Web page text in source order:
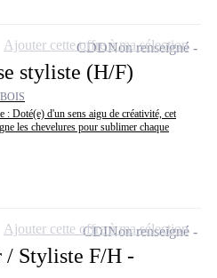
styliste (H/F)
: Doté(e) d'un sens aigu de créativité, cet
les chevelures pour sublimer chaque
CDDNon renseigné
Ajouter cette offre à ma sélection
/ Styliste F/H -
CDINon renseigné
Ajouter cette offre à ma sélection